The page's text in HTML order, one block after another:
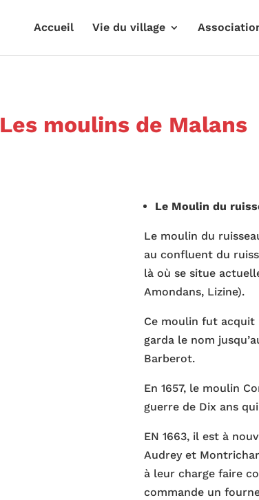
Accueil Vie du village
Les moulins de Malans
Le Moulin du
Le moulin du
au confluent du
là où se situe
Amondans, Lizine).
Ce moulin fut acquit
garda le nom
Barberot.
En 1657, le moulin
guerre de Dix ans
EN 1663, il est à
Audrey et
à leur charge faire
commande un